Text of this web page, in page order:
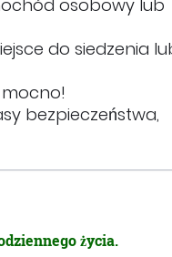
osobowy lub
do siedzenia
mocno!
bezpieczeństwa,
życia.